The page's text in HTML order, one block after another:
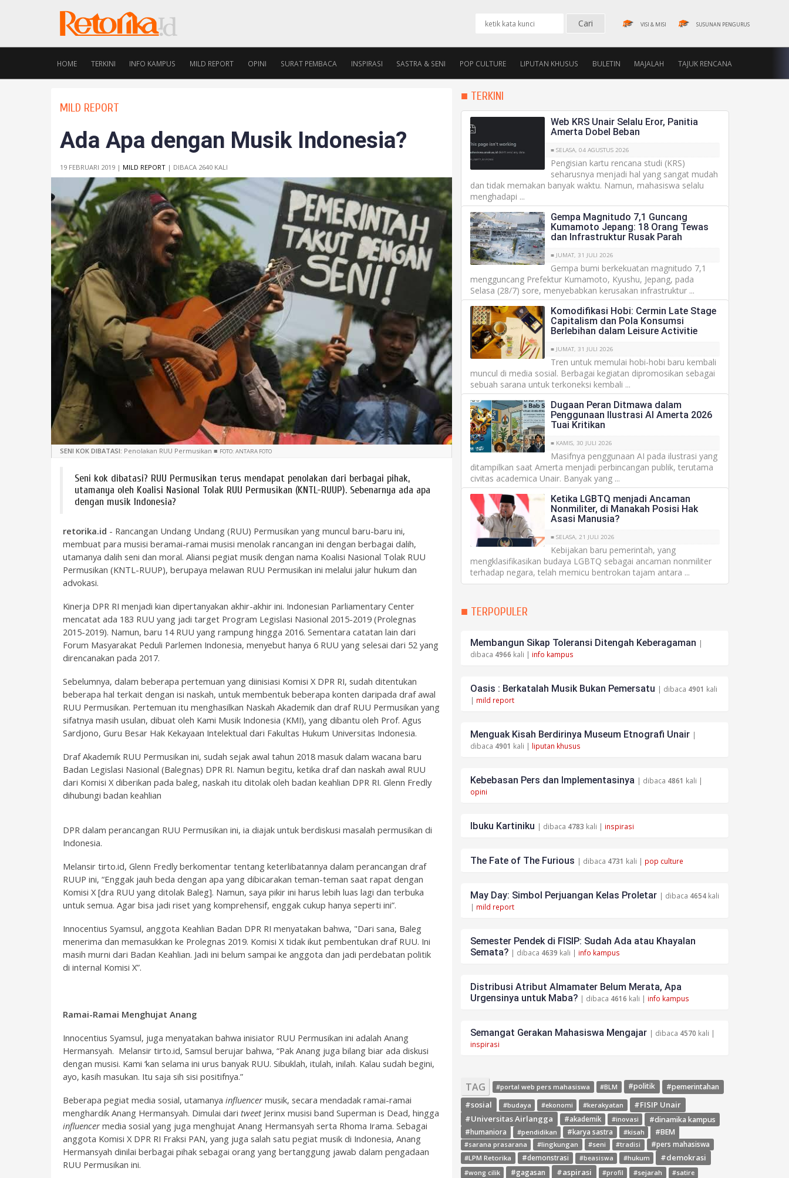
VISI & MISI SUSUNAN PENGURUS
HOME TERKINI INFO KAMPUS MILD REPORT OPINI SURAT PEMBACA INSPIRASI SASTRA & SENI POP CULTURE LIPUTAN KHUSUS BULETIN MAJALAH TAJUK RENCANA
MILD REPORT
Ada Apa dengan Musik Indonesia?
19 FEBRUARI 2019 | MILD REPORT | DIBACA 2640 KALI
SENI KOK DIBATASI: Penolakan RUU Permusikan ■ FOTO: ANTARA FOTO
Seni kok dibatasi? RUU Permusikan terus mendapat penolakan dari berbagai pihak,
utamanya oleh Koalisi Nasional Tolak RUU Permusikan (KNTL-RUUP). Sebenarnya ada apa
dengan musik Indonesia?
retorika.id - Rancangan Undang Undang (RUU) Permusikan yang muncul baru-baru ini,
membuat para musisi beramai-ramai musisi menolak rancangan ini dengan berbagai dalih,
utamanya dalih seni dan moral. Aliansi pegiat musik dengan nama Koalisi Nasional Tolak RUU
Permusikan (KNTL-RUUP), berupaya melawan RUU Permusikan ini melalui jalur hukum dan
advokasi.
Kinerja DPR RI menjadi kian dipertanyakan akhir-akhir ini. Indonesian Parliamentary Center
mencatat ada 183 RUU yang jadi target Program Legislasi Nasional 2015-2019 (Prolegnas
2015-2019). Namun, baru 14 RUU yang rampung hingga 2016. Sementara catatan lain dari
Forum Masyarakat Peduli Parlemen Indonesia, menyebut hanya 6 RUU yang selesai dari 52 yang
direncanakan pada 2017.
Sebelumnya, dalam beberapa pertemuan yang diinisiasi Komisi X DPR RI, sudah ditentukan
beberapa hal terkait dengan isi naskah, untuk membentuk beberapa konten daripada draf awal
RUU Permusikan. Pertemuan itu menghasilkan Naskah Akademik dan draf RUU Permusikan yang
sifatnya masih usulan, dibuat oleh Kami Musik Indonesia (KMI), yang dibantu oleh Prof. Agus
Sardjono, Guru Besar Hak Kekayaan Intelektual dari Fakultas Hukum Universitas Indonesia.
Draf Akademik RUU Permusikan ini, sudah sejak awal tahun 2018 masuk dalam wacana baru
Badan Legislasi Nasional (Balegnas) DPR RI. Namun begitu, ketika draf dan naskah awal RUU
dari Komisi X diberikan pada baleg, naskah itu ditolak oleh badan keahlian DPR RI. Glenn Fredly
dihubungi badan keahlian
DPR dalam perancangan RUU Permusikan ini, ia diajak untuk berdiskusi masalah permusikan di
Indonesia.
Melansir tirto.id, Glenn Fredly berkomentar tentang keterlibatannya dalam perancangan draf
RUUP ini, “Enggak jauh beda dengan apa yang dibicarakan teman-teman saat rapat dengan
Komisi X [dra RUU yang ditolak Baleg]. Namun, saya pikir ini harus lebih luas lagi dan terbuka
untuk semua. Agar bisa jadi riset yang komprehensif, enggak cukup hanya seperti ini”.
Innocentius Syamsul, anggota Keahlian Badan DPR RI menyatakan bahwa, "Dari sana, Baleg
menerima dan memasukkan ke Prolegnas 2019. Komisi X tidak ikut pembentukan draf RUU. Ini
masih murni dari Badan Keahlian. Jadi ini belum sampai ke anggota dan jadi perdebatan politik
di internal Komisi X”.
Ramai-Ramai Menghujat Anang
Innocentius Syamsul, juga menyatakan bahwa inisiator RUU Permusikan ini adalah Anang
Hermansyah. Melansir tirto.id, Samsul berujar bahwa, “Pak Anang juga bilang biar ada diskusi
dengan musisi. Kami ‘kan selama ini urus banyak RUU. Sibuklah, itulah, inilah. Kalau sudah begini,
ayo, kasih masukan. Itu saja sih sisi positifnya.”
Beberapa pegiat media sosial, utamanya influencer musik, secara mendadak ramai-ramai
menghardik Anang Hermansyah. Dimulai dari tweetJerinx musisi band Superman is Dead, hingga
influencer media sosial yang juga menghujat Anang Hermansyah serta Rhoma Irama. Sebagai
anggota Komisi X DPR RI Fraksi PAN, yang juga salah satu pegiat musik di Indonesia, Anang
Hermansyah dinilai berbagai pihak sebagai orang yang bertanggung jawab dalam pengadaan
RUU Permusikan ini.
■ TERKINI
Web KRS Unair Selalu Eror, Panitia
Amerta Dobel Beban
■ SELASA, 04 AGUSTUS 2026
Pengisian kartu rencana studi (KRS)
seharusnya menjadi hal yang sangat mudah
dan tidak memakan banyak waktu. Namun, mahasiswa selalu
menghadapi ...
Gempa Magnitudo 7,1 Guncang
Kumamoto Jepang: 18 Orang Tewas
dan Infrastruktur Rusak Parah
■ JUMAT, 31 JULI 2026
Gempa bumi berkekuatan magnitudo 7,1
mengguncang Prefektur Kumamoto, Kyushu, Jepang, pada
Selasa (28/7) sore, menyebabkan kerusakan infrastruktur ...
Komodifikasi Hobi: Cermin Late Stage
Capitalism dan Pola Konsumsi
Berlebihan dalam Leisure Activitie
■ JUMAT, 31 JULI 2026
Tren untuk memulai hobi-hobi baru kembali
muncul di media sosial. Berbagai kegiatan dipromosikan sebagai
sebuah sarana untuk terkoneksi kembali ...
Dugaan Peran Ditmawa dalam
Penggunaan Ilustrasi AI Amerta 2026
Tuai Kritikan
■ KAMIS, 30 JULI 2026
Masifnya penggunaan AI pada ilustrasi yang
ditampilkan saat Amerta menjadi perbincangan publik, terutama
civitas academica Unair. Banyak yang ...
Ketika LGBTQ menjadi Ancaman
Nonmiliter, di Manakah Posisi Hak
Asasi Manusia?
■ SELASA, 21 JULI 2026
Kebijakan baru pemerintah, yang
mengklasifikasikan budaya LGBTQ sebagai ancaman nonmiliter
terhadap negara, telah memicu bentrokan tajam antara ...
■ TERPOPULER
Membangun Sikap Toleransi Ditengah Keberagaman |
dibaca 4966 kali | info kampus
Oasis : Berkatalah Musik Bukan Pemersatu | dibaca 4901 kali
| mild report
Menguak Kisah Berdirinya Museum Etnografi Unair |
dibaca 4901 kali | liputan khusus
Kebebasan Pers dan Implementasinya | dibaca 4861 kali |
opini
Ibuku Kartiniku | dibaca 4783 kali | inspirasi
The Fate of The Furious | dibaca 4731 kali | pop culture
May Day: Simbol Perjuangan Kelas Proletar | dibaca 4654kali
| mild report
Semester Pendek di FISIP: Sudah Ada atau Khayalan
Semata? | dibaca 4639 kali | info kampus
Distribusi Atribut Almamater Belum Merata, Apa
Urgensinya untuk Maba? | dibaca 4616 kali | info kampus
Semangat Gerakan Mahasiswa Mengajar | dibaca 4570 kali |
inspirasi
TAG #portal web pers mahasiswa #BLM #politik #pemerintahan
#sosial #budaya #ekonomi #kerakyatan
#FISIP Unair
#Universitas Airlangga
#akademik #inovasi #dinamika kampus
#humaniora #pendidikan #karya sastra #kisah #BEM
#sarana prasarana #lingkungan #seni #tradisi
#pers mahasiswa
#LPM Retorika
#demonstrasi #beasiswa #hukum #demokrasi
#wong cilik #gagasan #aspirasi #profil #sejarah #satire